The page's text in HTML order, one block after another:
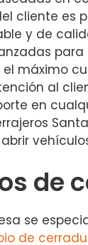
cliente es
y de
máximo
al
en
de
se
de